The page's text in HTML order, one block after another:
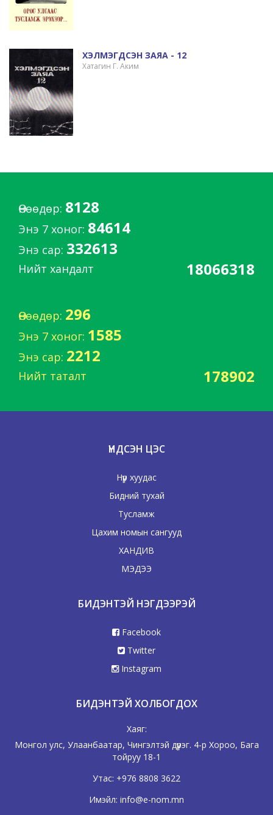
ХЭЛМЭГДСЭН ЗАЯА - 12
Хатагин Г. Аким
Өнөөдөр: 8128
Энэ 7 хоног: 84614
Энэ сар: 332613
Нийт хандалт 18066318
Өнөөдөр: 296
Энэ 7 хоног: 1585
Энэ сар: 2212
Нийт таталт 178902
ҮНДСЭН ЦЭС
Нүүр хуудас
Бидний тухай
Тусламж
Цахим номын сангууд
ХАНДИВ
МЭДЭЭ
БИДЭНТЭЙ НЭГДЭЭРЭЙ
Facebook
Twitter
Instagram
БИДЭНТЭЙ ХОЛБОГДОХ
Хаяг:
Монгол улс, Улаанбаатар, Чингэлтэй дүүрэг. 4-р Хороо, Бага
тойруу 18-1
Утас: +976 8808 3622
Имэйл: info@e-nom.mn